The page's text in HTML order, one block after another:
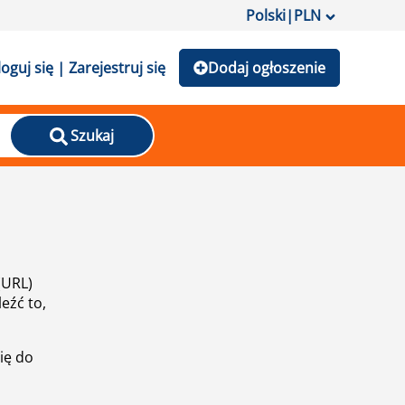
Polski|PLN
się | Zarejestruj się Dodaj ogłoszenie
Szukaj
to,
do